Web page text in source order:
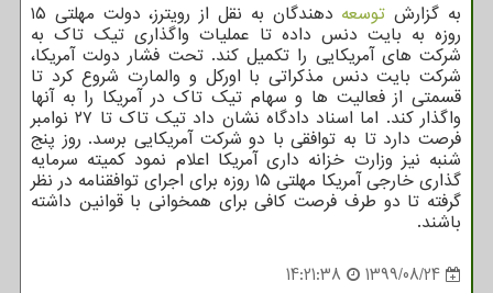
به گزارش توسعه دهندگان به نقل از رویترز، دولت مهلتی ۱۵
روزه به بایت دنس داده تا عملیات واگذاری تیک تاک به
شرکت های آمریکایی را تکمیل کند. تحت فشار دولت آمریکا،
شرکت بایت دنس مذکراتی با اورکل و والمارت شروع کرد تا
قسمتی از فعالیت ها و سهام تیک تاک در آمریکا را به آنها
واگذار کند. اما اسناد دادگاه نشان داد تیک تاک تا ۲۷ نوامبر
فرصت دارد تا به توافقی با دو شرکت آمریکایی برسد. روز پنج
شنبه نیز وزارت خزانه داری آمریکا اعلام نمود کمیته سرمایه
گذاری خارجی آمریکا مهلتی ۱۵ روزه برای اجرای توافقنامه در نظر
گرفته تا دو طرف فرصت کافی برای همخوانی با قوانین داشته
باشند.
1399/08/24
14:21:38